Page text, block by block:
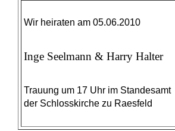
Wir heiraten am 05.06.2010
Inge Seelmann & Harry Halter
Trauung um 17 Uhr im Standesamt
der Schlosskirche zu Raesfeld